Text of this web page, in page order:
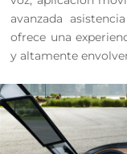
avanzada
ofrece una
y altamente